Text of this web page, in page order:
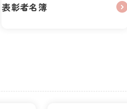
表彰者名簿